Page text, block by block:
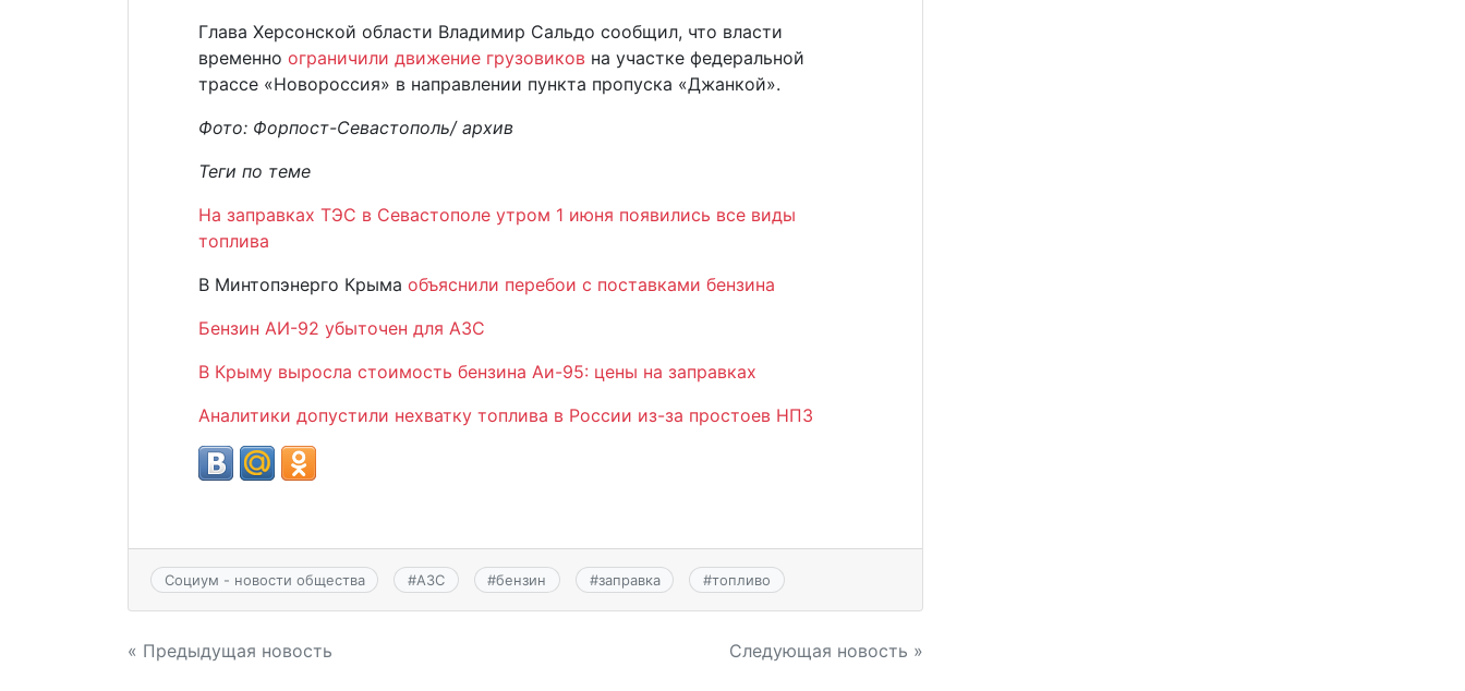
Глава Херсонской области Владимир Сальдо сообщил, что власти
временно ограничили движение грузовиков на участке федеральной
трассе «Новороссия» в направлении пункта пропуска «Джанкой».
Фото: Форпост-Севастополь/ архив
Теги по теме
На заправках ТЭС в Севастополе утром 1 июня появились все виды
топлива
В Минтопэнерго Крыма объяснили перебои с поставками бензина
Бензин АИ-92 убыточен для АЗС
В Крыму выросла стоимость бензина Аи-95: цены на заправках
Аналитики допустили нехватку топлива в России из-за простоев НПЗ
Социум - новости общества #АЗС #бензин #заправка #топливо
Навигация
« Предыдущая новость Следующая новость »